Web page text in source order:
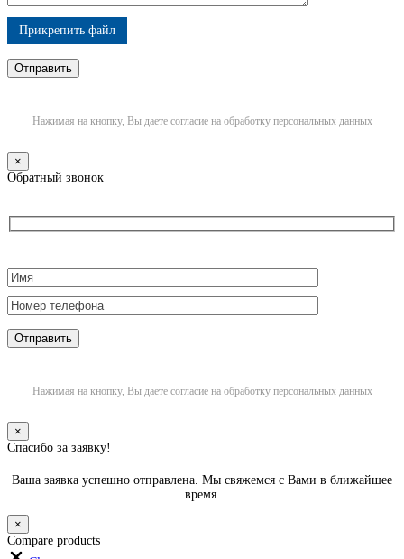
Прикрепить файл
Нажимая на кнопку, Вы даете согласие на обработку персональных данных
×
Обратный звонок
Нажимая на кнопку, Вы даете согласие на обработку персональных данных
×
Спасибо за заявку!
Ваша заявка успешно отправлена. Мы свяжемся с Вами в ближайшее
время.
×
Compare products